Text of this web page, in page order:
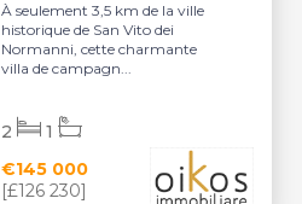
À seulement 3,5 km de la ville
historique de San Vito dei
Normanni, cette charmante
villa de campagn...
€145 000
[£126 230]
2 1